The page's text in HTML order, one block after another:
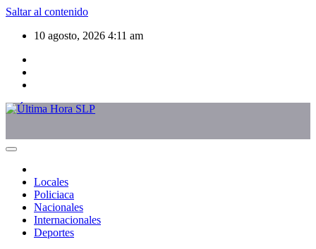
Saltar al contenido
10 agosto, 2026 4:11 am
Locales
Policiaca
Nacionales
Internacionales
Deportes